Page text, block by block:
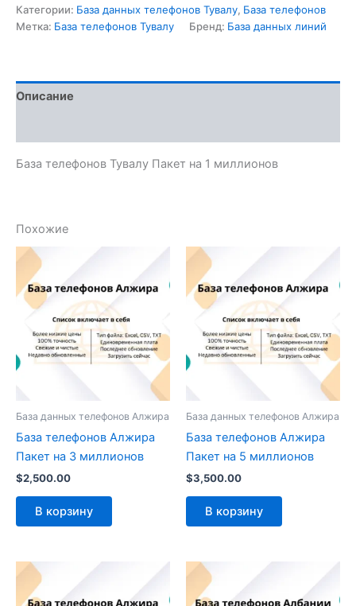
Категории: База данных телефонов Тувалу, База телефонов
Метка: База телефонов Тувалу Бренд: База данных линий
Описание
База телефонов Тувалу Пакет на 1 миллионов
Похожие
База данных телефонов Алжира
База телефонов Алжира
Пакет на 3 миллионов
$2,500.00
В корзину
База данных телефонов Алжира
База телефонов Алжира
Пакет на 5 миллионов
$3,500.00
В корзину